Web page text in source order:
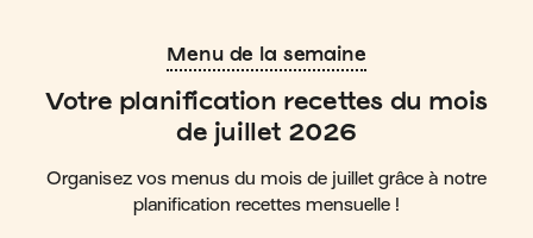
Menu de la semaine
Votre planification recettes du mois
de juillet 2026
Organisez vos menus du mois de juillet grâce à notre
planification recettes mensuelle !